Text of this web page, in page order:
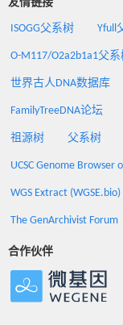
友情链接
ISOGG父系树 Yfull
O-M117/O2a2b1a1父
世界古人DNA数据库
FamilyTreeDNA论坛
祖源树 父系树
UCSC Genome Browser
WGS Extract (WGSE.bio)
The GenArchivist Forum
合作伙伴